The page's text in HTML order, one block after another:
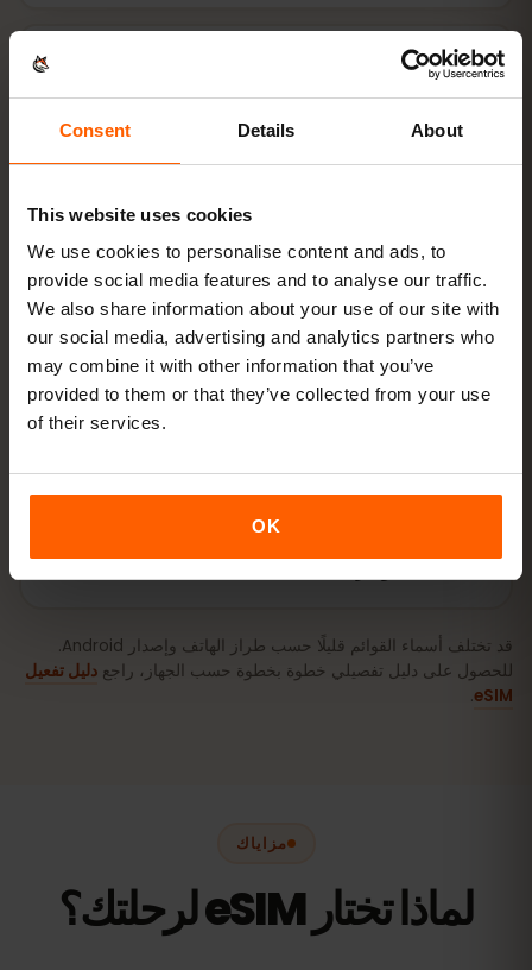
Consent Details About
This website uses cookies
We use cookies to personalise content and ads, to
provide social media features and to analyse our traffic.
We also share information about your use of our site with
our social media, advertising and analytics partners who
may combine it with other information that you’ve
provided to them or that they’ve collected from your use
of their services.
OK
ثبّت eSIM
اتصل بالإنترنتفعّل تجوال البيانات في جامايكا
لا يستغرق الإعداد سوى دقيقتين: iPhone
الإعدادات → بيانات
الجوّال → إضافة eSIM
، Android الشبكة والإنترنت → شرائح SIM
تبدأ صلاحية باقتك من أول استخدام وليس عند الشراء.
هل جهازك يدعم eSIM؟ تحقّق من التوافق
قد تختلف أسماء القوائم قليلًا حسب طراز الهاتف وإصدار Android.
للحصول على دليل تفصيلي خطوة بخطوة حسب الجهاز، راجع دليل تفعيل
eSIM
.
مزاياك
لماذا تختار eSIM لرحلتك؟